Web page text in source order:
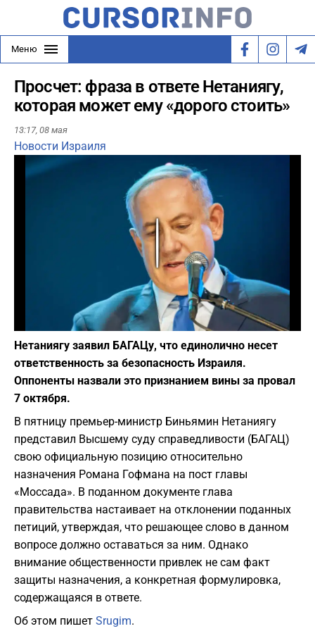
Меню
Просчет: фраза в ответе Нетаниягу,
которая может ему «дорого стоить»
13:17, 08 мая
Новости Израиля
Play
Фото: depositphotos.com
Нетаниягу заявил БАГАЦу, что единолично несет
ответственность за безопасность Израиля.
Оппоненты назвали это признанием вины за провал
7 октября.
В пятницу премьер-министр Биньямин Нетаниягу
представил Высшему суду справедливости (БАГАЦ)
свою официальную позицию относительно
назначения Романа Гофмана на пост главы
«Моссада». В поданном документе глава
правительства настаивает на отклонении поданных
петиций, утверждая, что решающее слово в данном
вопросе должно оставаться за ним. Однако
внимание общественности привлек не сам факт
защиты назначения, а конкретная формулировка,
содержащаяся в ответе.
Об этом пишет Srugim.